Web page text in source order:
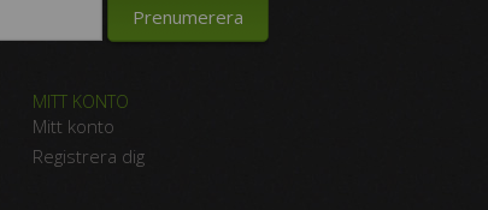
MITT KONTO
Mitt konto
Registrera dig